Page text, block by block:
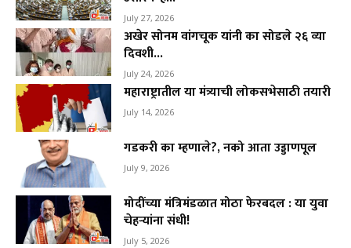
July 27, 2026
अखेर सोनम वांगचूक यांनी का सोडले २६ व्या
दिवशी...
July 24, 2026
महाराष्ट्रातील या मंत्र्याची लोकसभेसाठी तयारी
July 14, 2026
गडकरी का म्हणाले?, नको आता उड्डाणपूल
July 9, 2026
मोदींच्या मंत्रिमंडळात मोठा फेरबदल : या युवा
चेहऱ्यांना संधी!
July 5, 2026